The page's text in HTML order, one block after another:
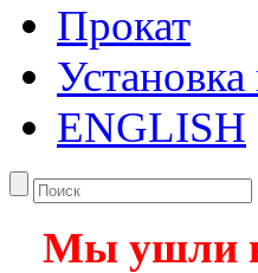
Прокат
ENGLISH
Мы ушли в